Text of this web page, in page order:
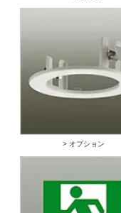
> オプション